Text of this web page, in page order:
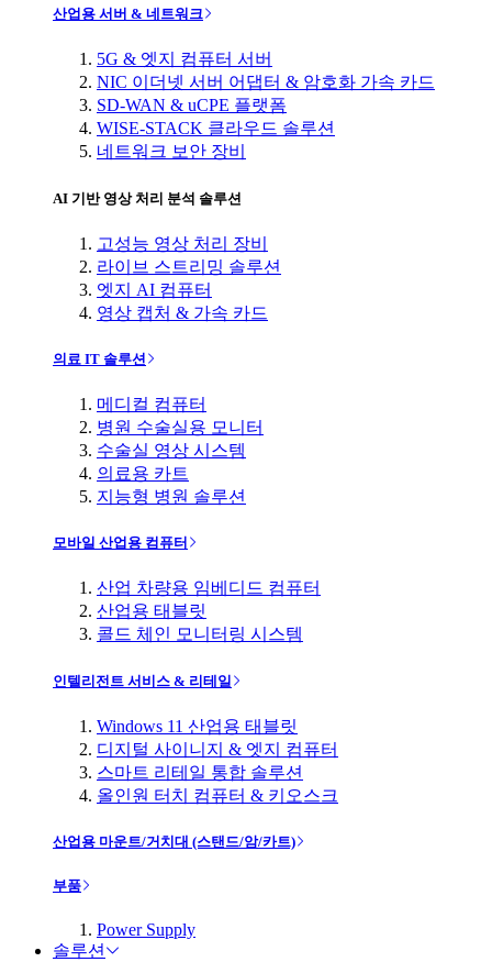
산업용 서버 & 네트워크
5G & 엣지 컴퓨터 서버
NIC 이더넷 서버 어댑터 & 암호화 가속 카드
SD-WAN & uCPE 플랫폼
WISE-STACK 클라우드 솔루션
네트워크 보안 장비
AI 기반 영상 처리 분석 솔루션
고성능 영상 처리 장비
라이브 스트리밍 솔루션
엣지 AI 컴퓨터
영상 캡처 & 가속 카드
의료 IT 솔루션
메디컬 컴퓨터
병원 수술실용 모니터
수술실 영상 시스템
의료용 카트
지능형 병원 솔루션
모바일 산업용 컴퓨터
산업 차량용 임베디드 컴퓨터
산업용 태블릿
콜드 체인 모니터링 시스템
인텔리전트 서비스 & 리테일
Windows 11 산업용 태블릿
디지털 사이니지 & 엣지 컴퓨터
스마트 리테일 통합 솔루션
올인원 터치 컴퓨터 & 키오스크
산업용 마운트/거치대 (스탠드/암/카트)
부품
Power Supply
솔루션